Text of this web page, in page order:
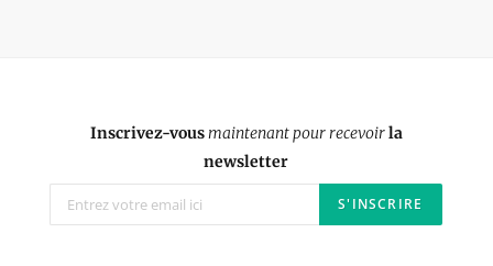
Inscrivez-vousmaintenant pour recevoirla
newsletter